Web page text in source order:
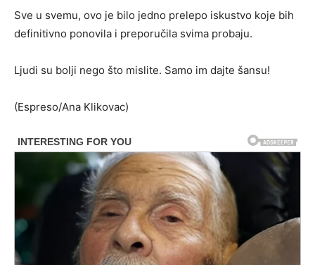
Sve u svemu, ovo je bilo jedno prelepo iskustvo koje bih
definitivno ponovila i preporučila svima probaju.
Ljudi su bolji nego što mislite. Samo im dajte šansu!
(Espreso/Ana Klikovac)